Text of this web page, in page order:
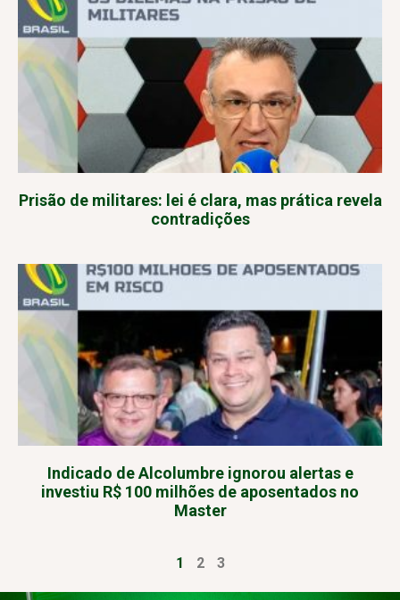
Prisão de militares: lei é clara, mas prática revela
contradições
Indicado de Alcolumbre ignorou alertas e
investiu R$ 100 milhões de aposentados no
Master
1 2 3